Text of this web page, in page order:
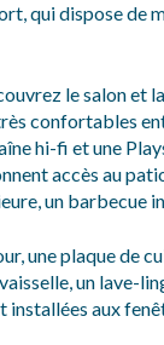
qui dispose de
le salon et
confortables
hi-fi et une
accès au
un barbecue
une plaque de
un lave-
aux